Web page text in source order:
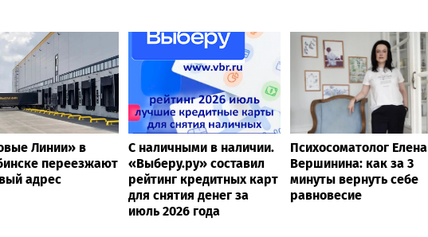
Линии» в
переезжают
адрес
С наличными в наличии.
«Выберу.ру» составил
рейтинг кредитных карт
для снятия денег за
июль 2026 года
Психосоматолог Елена
Вершинина: как за 3
минуты вернуть себе
равновесие